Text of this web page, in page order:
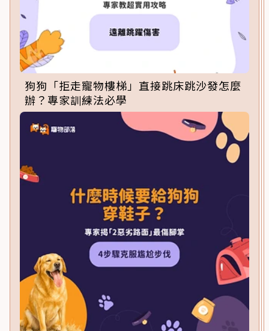
狗狗「拒走寵物樓梯」直接跳床跳沙發怎麼
辦？專家訓練法必學